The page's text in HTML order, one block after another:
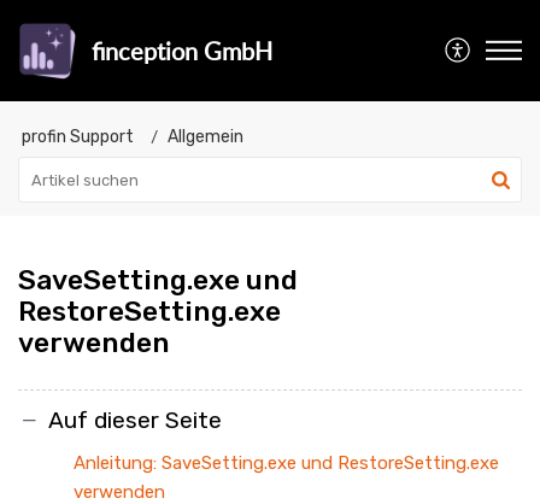
finception GmbH
profin Support Allgemein
SaveSetting.exe und
RestoreSetting.exe
verwenden
Auf dieser Seite
Anleitung: SaveSetting.exe und RestoreSetting.exe
verwenden